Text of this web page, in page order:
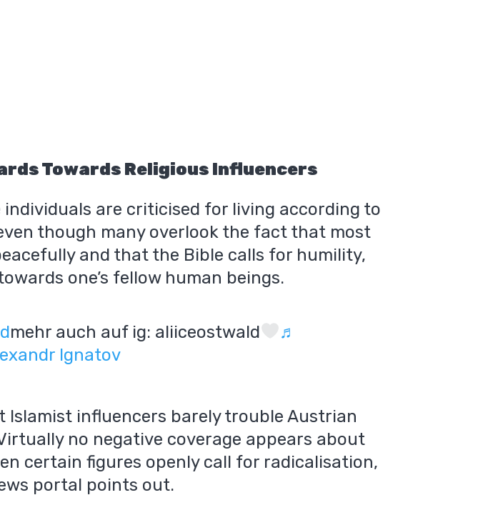
Towards Religious Influencers
individuals are criticised for living according to
though many overlook the fact that most
and that the Bible calls for humility,
one’s fellow human beings.
mehr auch auf ig: aliiceostwald
♬
Ignatov
Islamist influencers barely trouble Austrian
no negative coverage appears about
certain figures openly call for radicalisation,
portal points out.